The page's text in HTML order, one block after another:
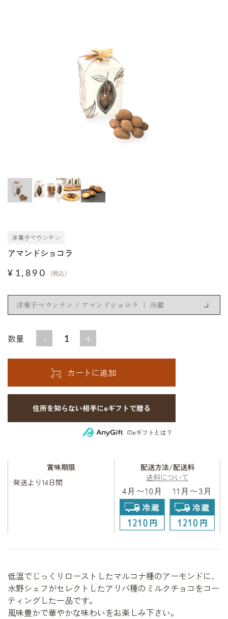
洋菓子マウンテン
アマンドショコラ
¥1,890 (税込)
数量 - +
住所を知らない相手にeギフトで贈る
のeギフトとは？
賞味期限
発送より14日間
配送方法/配送料
送料について
低温でじっくりローストしたマルコナ種のアーモンドに、
水野シェフがセレクトしたアリバ種のミルクチョコをコー
ティングした一品です。
風味豊かで華やかな味わいをお楽しみ下さい。